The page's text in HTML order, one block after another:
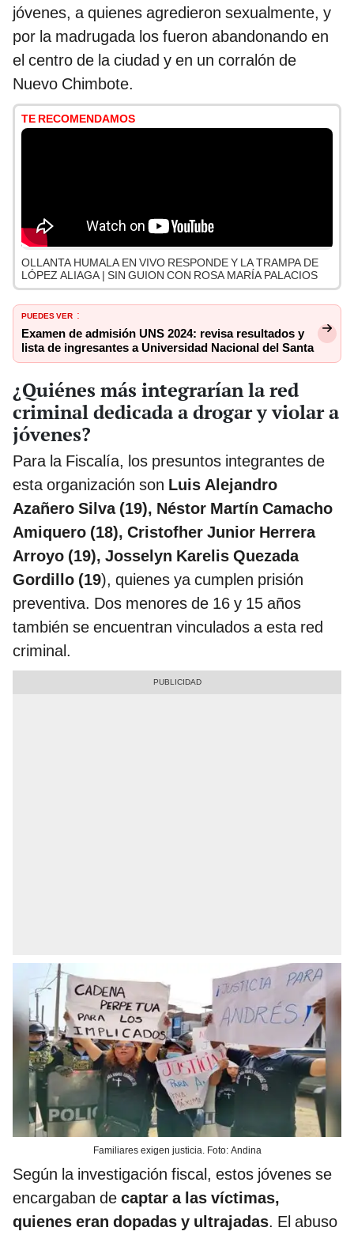
jóvenes, a quienes agredieron sexualmente, y
por la madrugada los fueron abandonando en
el centro de la ciudad y en un corralón de
Nuevo Chimbote.
TE RECOMENDAMOS
OLLANTA HUMALA EN VIVO RESPONDE Y LA TRAMPA DE
LÓPEZ ALIAGA | SIN GUION CON ROSA MARÍA PALACIOS
PUEDES VER :
Examen de admisión UNS 2024: revisa resultados y
lista de ingresantes a Universidad Nacional del Santa
¿Quiénes más integrarían la red
criminal dedicada a drogar y violar a
jóvenes?
Para la Fiscalía, los presuntos integrantes de
esta organización son Luis Alejandro
Azañero Silva (19), Néstor Martín Camacho
Amiquero (18), Cristofher Junior Herrera
Arroyo (19), Josselyn Karelis Quezada
Gordillo (19), quienes ya cumplen prisión
preventiva. Dos menores de 16 y 15 años
también se encuentran vinculados a esta red
criminal.
Familiares exigen justicia. Foto: Andina
Según la investigación fiscal, estos jóvenes se
encargaban de captar a las víctimas,
quienes eran dopadas y ultrajadas. El abuso